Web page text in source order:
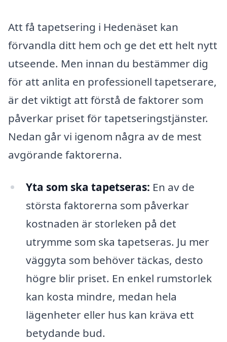
Att få tapetsering i Hedenäset kan
förvandla ditt hem och ge det ett helt nytt
utseende. Men innan du bestämmer dig
för att anlita en professionell tapetserare,
är det viktigt att förstå de faktorer som
påverkar priset för tapetseringstjänster.
Nedan går vi igenom några av de mest
avgörande faktorerna.
Yta som ska tapetseras: En av de
största faktorerna som påverkar
kostnaden är storleken på det
utrymme som ska tapetseras. Ju mer
väggyta som behöver täckas, desto
högre blir priset. En enkel rumstorlek
kan kosta mindre, medan hela
lägenheter eller hus kan kräva ett
betydande bud.